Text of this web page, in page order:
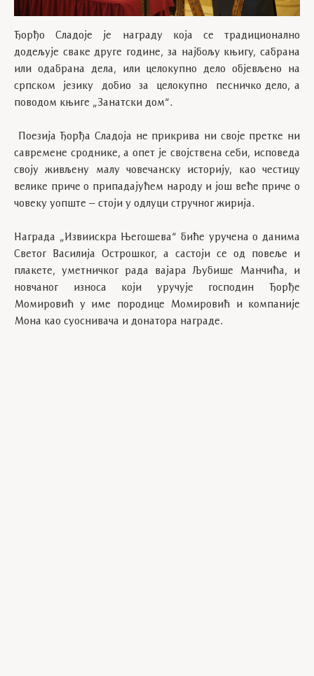
Ђорђо Сладоје је награду која се традиционално
додељује сваке друге године, за најбољу књигу, сабрана
или одабрана дела, или целокупно дело објевљено на
српском језику добио за целокупно песничко дело, а
поводом књиге „Занатски дом“.
Поезија Ђорђа Сладоја не прикрива ни своје претке ни
савремене сроднике, а опет је својствена себи, исповеда
своју живљену малу човечанску историју, као честицу
велике приче о припадајућем народу и још веће приче о
човеку уопште – стоји у одлуци стручног жирија.
Награда „Извиискра Његошева“ биће уручена о данима
Светог Василија Острошког, а састоји се од повеље и
плакете, уметничког рада вајара Љубише Манчића, и
новчаног износа који уручује господин Ђорђе
Момировић у име породице Момировић и компаније
Мона као суоснивача и донатора награде.